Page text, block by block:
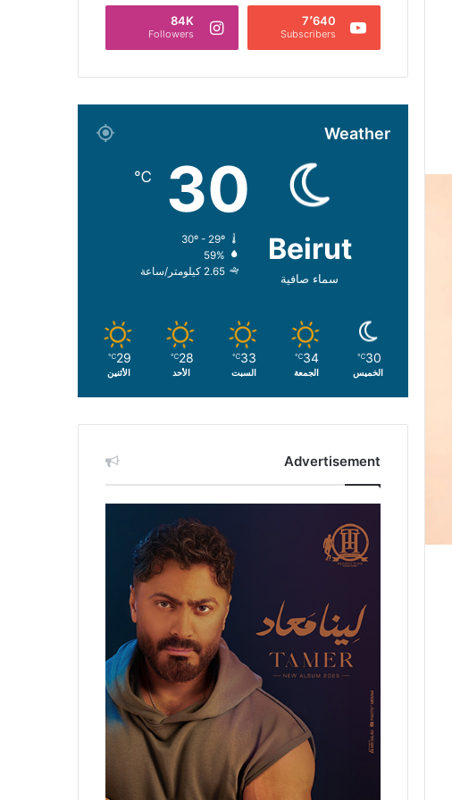
7٬640
Subscribers
84K
Followers
Weather
Beirut
سماء صافية
30
℃
30º - 29º
59%
2.65 كيلومتر/ساعة
30
℃
الخميس
34
℃
الجمعة
33
℃
السبت
28
℃
الأحد
29
℃
الأثنين
Advertisement